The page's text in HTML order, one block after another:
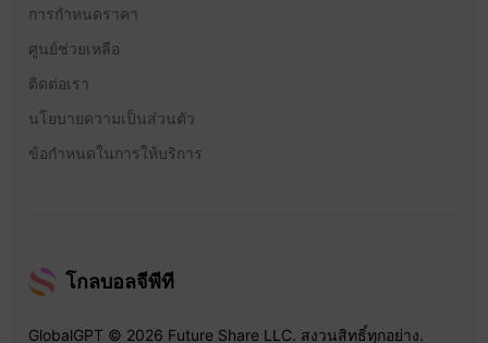
การกำหนดราคา
ศูนย์ช่วยเหลือ
ติดต่อเรา
นโยบายความเป็นส่วนตัว
ข้อกำหนดในการให้บริการ
โกลบอลจีพีที
GlobalGPT © 2026 Future Share LLC. สงวนสิทธิ์ทุกอย่าง.